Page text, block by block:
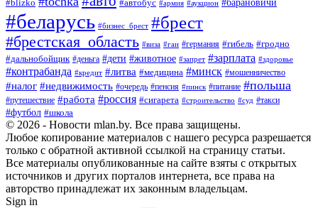
#blizko #автобус #армия #аукцион #барановичи
#беларусь #бизнес_брест #брест
#брестская_область #виза #гаи #германия #гибель #гродно
#дальнобойщик #деньга #дети #животное #запрет #зарплата #здоровье
#контрабанда #кредит #литва #медицина #минск #мошенничество
#налог #недвижимость #очередь #пенсия #пинск #питание #польша
#путешествие #работа #россия #сигарета #строительство #суд #такси
#футбол #школа
© 2026 - Новости mlan.by. Все права защищены.
Любое копирование материалов с нашего ресурса разрешается
только с обратной активной ссылкой на страницу статьи.
Все материалы опубликованные на сайте взяты с открытых
источников и других порталов интернета, все права на
авторство принадлежат их законным владельцам.
Sign in